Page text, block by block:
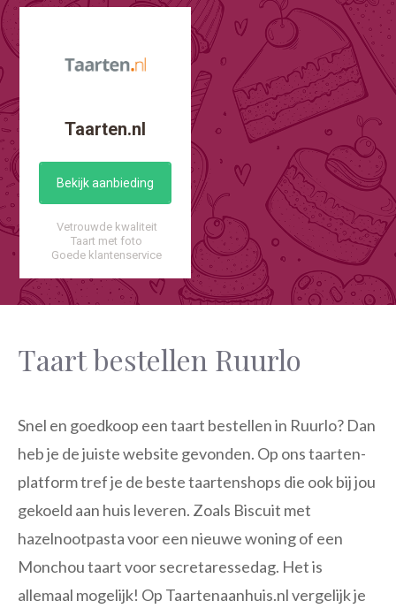
Taarten.nl
Bekijk aanbieding
Vetrouwde kwaliteit
Taart met foto
Goede klantenservice
Taart bestellen Ruurlo
Snel en goedkoop een taart bestellen in Ruurlo? Dan
heb je de juiste website gevonden. Op ons taarten-
platform tref je de beste taartenshops die ook bij jou
gekoeld aan huis leveren. Zoals Biscuit met
hazelnootpasta voor een nieuwe woning of een
Monchou taart voor secretaressedag. Het is
allemaal mogelijk! Op Taartenaanhuis.nl vergelijk je